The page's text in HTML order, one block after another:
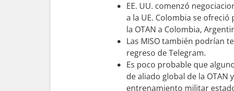
EE. UU. comenzó
a la UE. Colombia se
la OTAN a Colombia,
Las MISO también podrían
regreso de Telegram.
Es poco probable que
de aliado global de la
entrenamiento militar